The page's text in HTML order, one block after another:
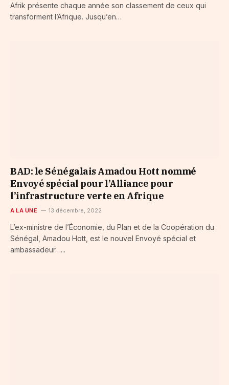
Afrik présente chaque année son classement de ceux qui
transforment l’Afrique. Jusqu’en…
BAD: le Sénégalais Amadou Hott nommé
Envoyé spécial pour l’Alliance pour
l’infrastructure verte en Afrique
A LA UNE 13 décembre, 2022
L’ex-ministre de l’Économie, du Plan et de la Coopération du
Sénégal, Amadou Hott, est le nouvel Envoyé spécial et
ambassadeur…...